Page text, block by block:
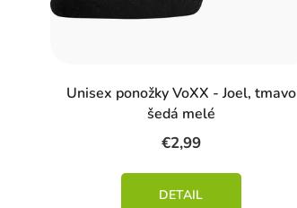
Unisex ponožky VoXX - Joel, tmavo
šedá melé
€2,99
DETAIL